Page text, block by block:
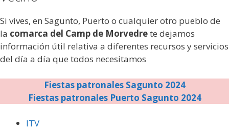
Si vives, en Sagunto, Puerto o cualquier otro pueblo de
la comarca del Camp de Morvedrete dejamos
información útil relativa a diferentes recursos y servicios
del día a día que todos necesitamos
Fiestas patronales Sagunto 2024
Fiestas patronales Puerto Sagunto 2024
ITV